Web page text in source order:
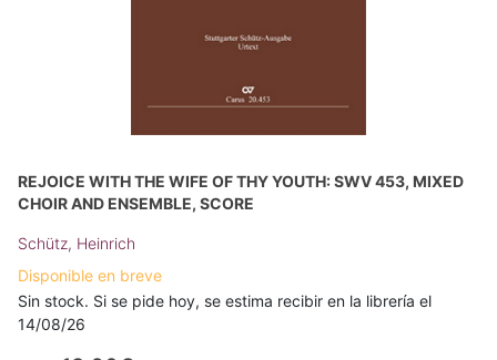
REJOICE WITH THE WIFE OF THY YOUTH: SWV 453, MIXED
CHOIR AND ENSEMBLE, SCORE
Schütz, Heinrich
Disponible en breve
Sin stock. Si se pide hoy, se estima recibir en la librería el
14/08/26